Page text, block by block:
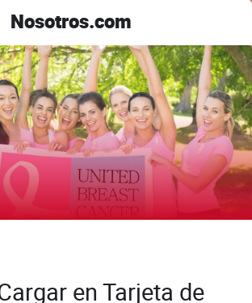
Nosotros.com
en Tarjeta de